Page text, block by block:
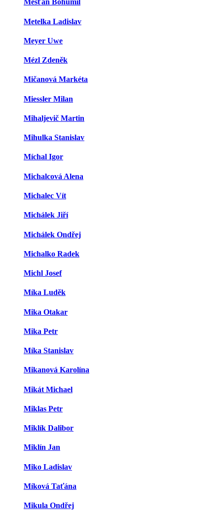
Měšťan Bohumil
Metelka Ladislav
Meyer Uwe
Mézl Zdeněk
Mičanová Markéta
Miessler Milan
Mihaljevič Martin
Mihulka Stanislav
Míchal Igor
Michalcová Alena
Michalec Vít
Michálek Jiří
Michálek Ondřej
Michalko Radek
Michl Josef
Míka Luděk
Mika Otakar
Mika Petr
Míka Stanislav
Mikanová Karolína
Mikát Michael
Miklas Petr
Miklík Dalibor
Miklín Jan
Miko Ladislav
Míková Taťána
Mikula Ondřej